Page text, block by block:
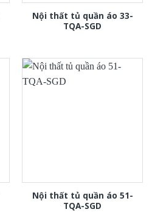
Nội thất tủ quần áo 33-
TQA-SGD
Nội thất tủ quần áo 51-
TQA-SGD